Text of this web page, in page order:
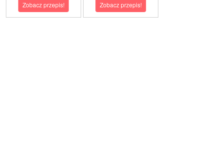
Zobacz przepis! Zobacz przepis!